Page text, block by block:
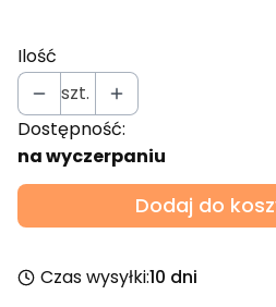
Ilość
szt.
Dostępność:
na wyczerpaniu
Dodaj do
Czas wysyłki:10 dni